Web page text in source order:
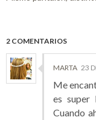
2 COMENTARIOS
MARTA 23
Me
es super
Cuando